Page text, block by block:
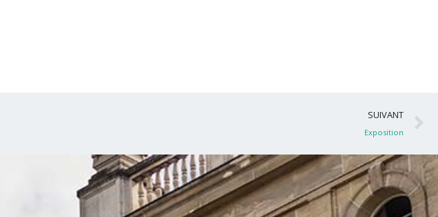
SUIVANT
Exposition